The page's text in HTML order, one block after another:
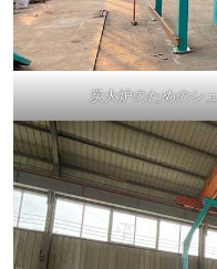
炭火炉のためのシ